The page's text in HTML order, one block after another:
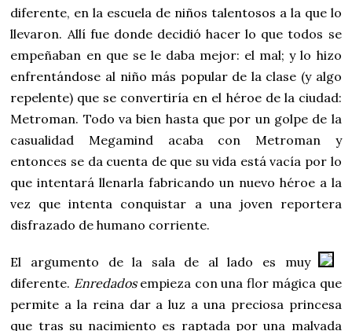
diferente, en la escuela de niños talentosos a la que lo
llevaron. Allí fue donde decidió hacer lo que todos se
empeñaban en que se le daba mejor: el mal; y lo hizo
enfrentándose al niño más popular de la clase (y algo
repelente) que se convertiría en el héroe de la ciudad:
Metroman. Todo va bien hasta que por un golpe de la
casualidad Megamind acaba con Metroman y
entonces se da cuenta de que su vida está vacía por lo
que intentará llenarla fabricando un nuevo héroe a la
vez que intenta conquistar a una joven reportera
disfrazado de humano corriente.
El argumento de la sala de al lado es muy
diferente. Enredadosempieza con una flor mágica que
permite a la reina dar a luz a una preciosa princesa
que tras su nacimiento es raptada por una malvada